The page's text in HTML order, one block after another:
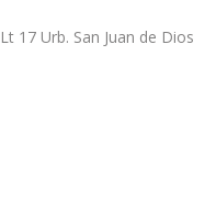
17 Urb. San Juan de Dios